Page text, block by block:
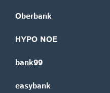
Oberbank
HYPO NOE
bank99
easybank